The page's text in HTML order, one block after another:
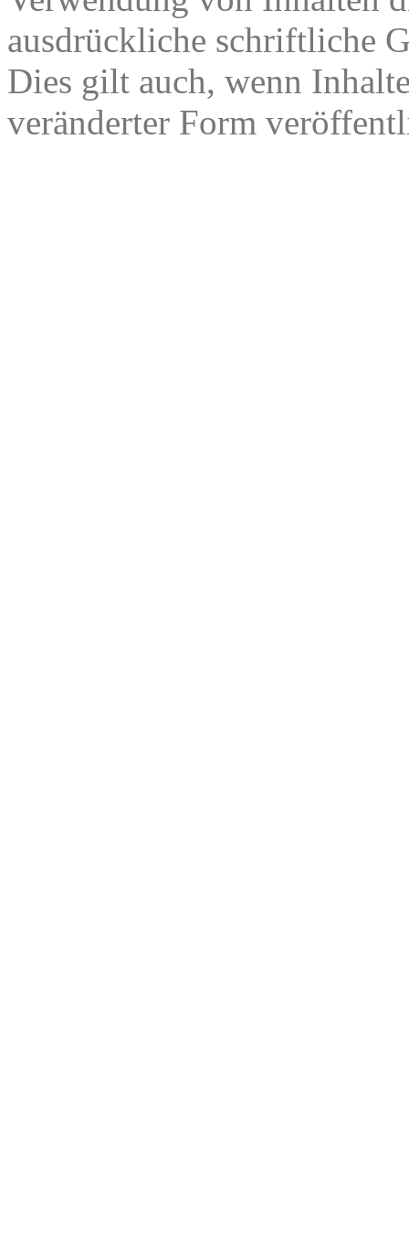
ausdrückliche schriftliche
Dies gilt auch, wenn
veränderter Form